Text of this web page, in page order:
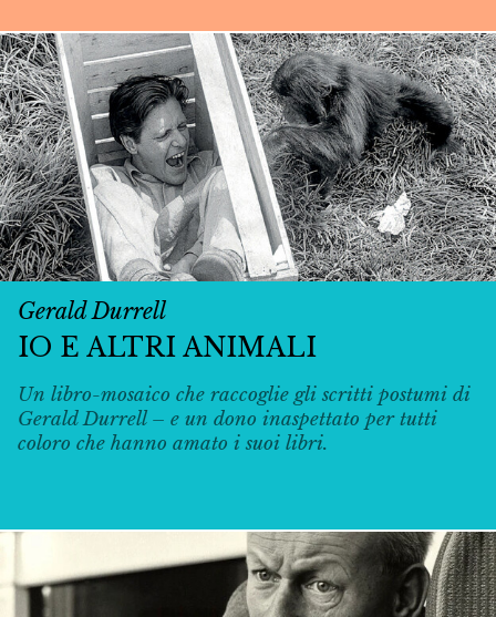
Gerald Durrell
IO E ALTRI ANIMALI
Un libro-mosaico che raccoglie gli scritti postumi di
Gerald Durrell – e un dono inaspettato per tutti
coloro che hanno amato i suoi libri.